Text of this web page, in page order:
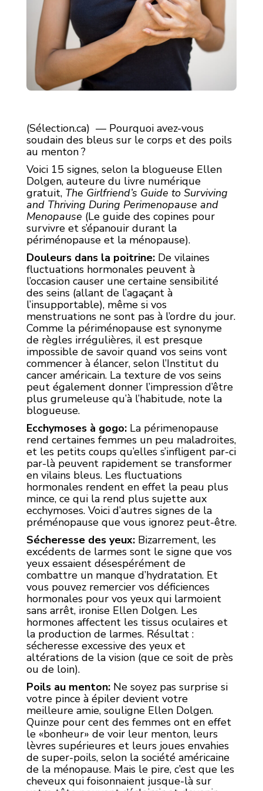
(Sélection.ca) — Pourquoi avez-vous
soudain des bleus sur le corps et des poils
au menton ?
Voici 15 signes, selon la blogueuse Ellen
Dolgen, auteure du livre numérique
gratuit, The Girlfriend’s Guide to Surviving
and Thriving During Perimenopause and
Menopause (Le guide des copines pour
survivre et s’épanouir durant la
périménopause et la ménopause).
Douleurs dans la poitrine: De vilaines
fluctuations hormonales peuvent à
l’occasion causer une certaine sensibilité
des seins (allant de l’agaçant à
l’insupportable), même si vos
menstruations ne sont pas à l’ordre du jour.
Comme la périménopause est synonyme
de règles irrégulières, il est presque
impossible de savoir quand vos seins vont
commencer à élancer, selon l’Institut du
cancer américain. La texture de vos seins
peut également donner l’impression d’être
plus grumeleuse qu’à l’habitude, note la
blogueuse.
Ecchymoses à gogo: La périmenopause
rend certaines femmes un peu maladroites,
et les petits coups qu’elles s’infligent par-ci
par-là peuvent rapidement se transformer
en vilains bleus. Les fluctuations
hormonales rendent en effet la peau plus
mince, ce qui la rend plus sujette aux
ecchymoses. Voici d’autres signes de la
préménopause que vous ignorez peut-être.
Sécheresse des yeux: Bizarrement, les
excédents de larmes sont le signe que vos
yeux essaient désespérément de
combattre un manque d’hydratation. Et
vous pouvez remercier vos déficiences
hormonales pour vos yeux qui larmoient
sans arrêt, ironise Ellen Dolgen. Les
hormones affectent les tissus oculaires et
la production de larmes. Résultat :
sécheresse excessive des yeux et
altérations de la vision (que ce soit de près
ou de loin).
Poils au menton: Ne soyez pas surprise si
votre pince à épiler devient votre
meilleure amie, souligne Ellen Dolgen.
Quinze pour cent des femmes ont en effet
le «bonheur» de voir leur menton, leurs
lèvres supérieures et leurs joues envahies
de super-poils, selon la société américaine
de la ménopause. Mais le pire, c’est que les
cheveux qui foisonnaient jusque-là sur